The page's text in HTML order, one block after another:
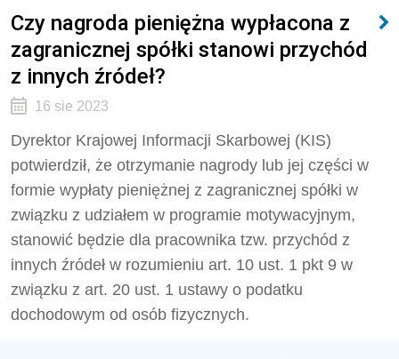
Czy nagroda pieniężna wypłacona z
zagranicznej spółki stanowi przychód
z innych źródeł?
16 sie 2023
Dyrektor Krajowej Informacji Skarbowej (KIS)
potwierdził, że otrzymanie nagrody lub jej części w
formie wypłaty pieniężnej z zagranicznej spółki w
związku z udziałem w programie motywacyjnym,
stanowić będzie dla pracownika tzw. przychód z
innych źródeł w rozumieniu art. 10 ust. 1 pkt 9 w
związku z art. 20 ust. 1 ustawy o podatku
dochodowym od osób fizycznych.